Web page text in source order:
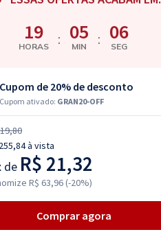
19
HORAS : 05
MIN : 05
SEG
Cupom de 20% de desconto
Cupom ativado: GRAN20-OFF
à vista
de R$ 21,32
R$ 63,96 (-20%)
Comprar agora